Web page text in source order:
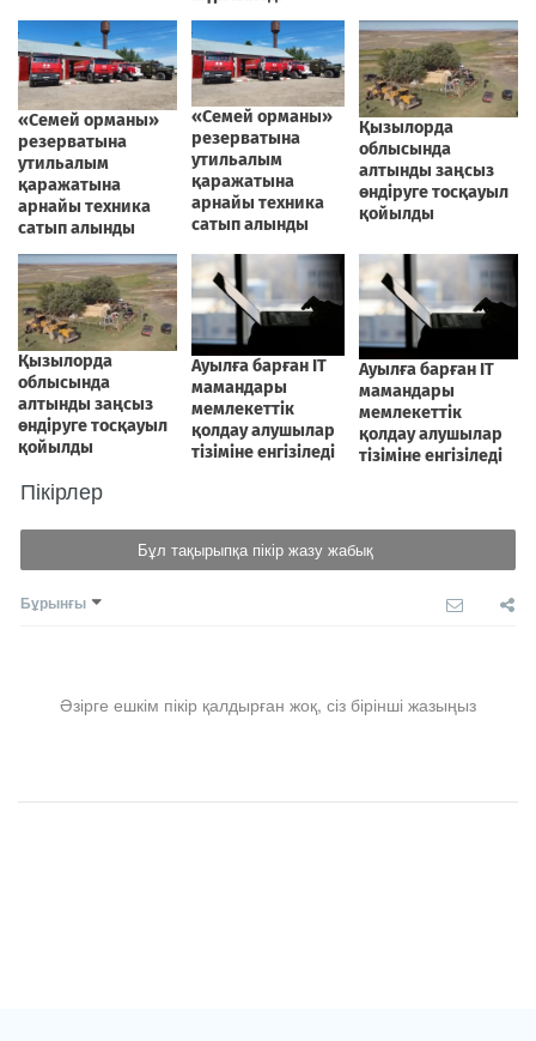
Пікірлер
Бұл тақырыпқа пікір жазу жабық
Бұрынғы
Әзірге ешкім пікір қалдырған жоқ, сіз бірінші жазыңыз